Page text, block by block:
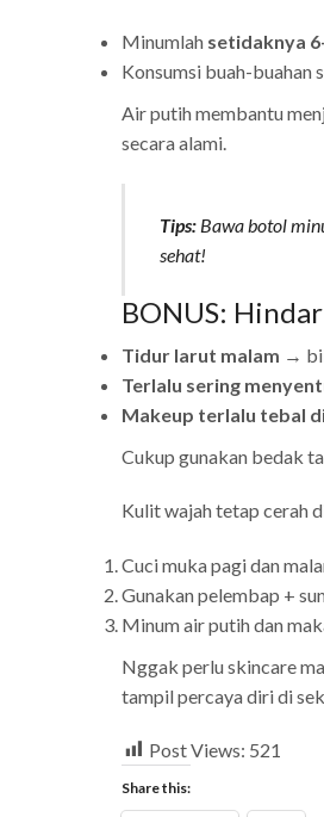
Minumlah setidaknya
Konsumsi buah-buahan
Air putih membantu
secara alami.
Tips:Bawa botol
sehat!
BONUS:
Tidur larut malam →
Terlalu sering
Makeup terlalu tebal
Cukup gunakan bedak
Kulit wajah tetap cerah
Cuci muka pagi dan
Gunakan pelembap +
Minum air putih dan
Nggak perlu skincare
tampil percaya diri di
Post Views: 521
Share this: